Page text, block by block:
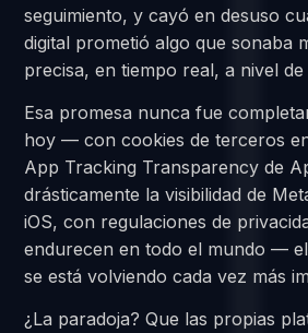
seguimiento, y cayó en desuso
digital prometió algo que sonaba
precisa, en tiempo real, a nivel
Esa promesa nunca fue
hoy — con cookies de terceros
App Tracking Transparency de
drásticamente la visibilidad de
iOS, con regulaciones de
endurecen en todo el mundo —
se está volviendo cada vez más
¿La paradoja? Que las propias